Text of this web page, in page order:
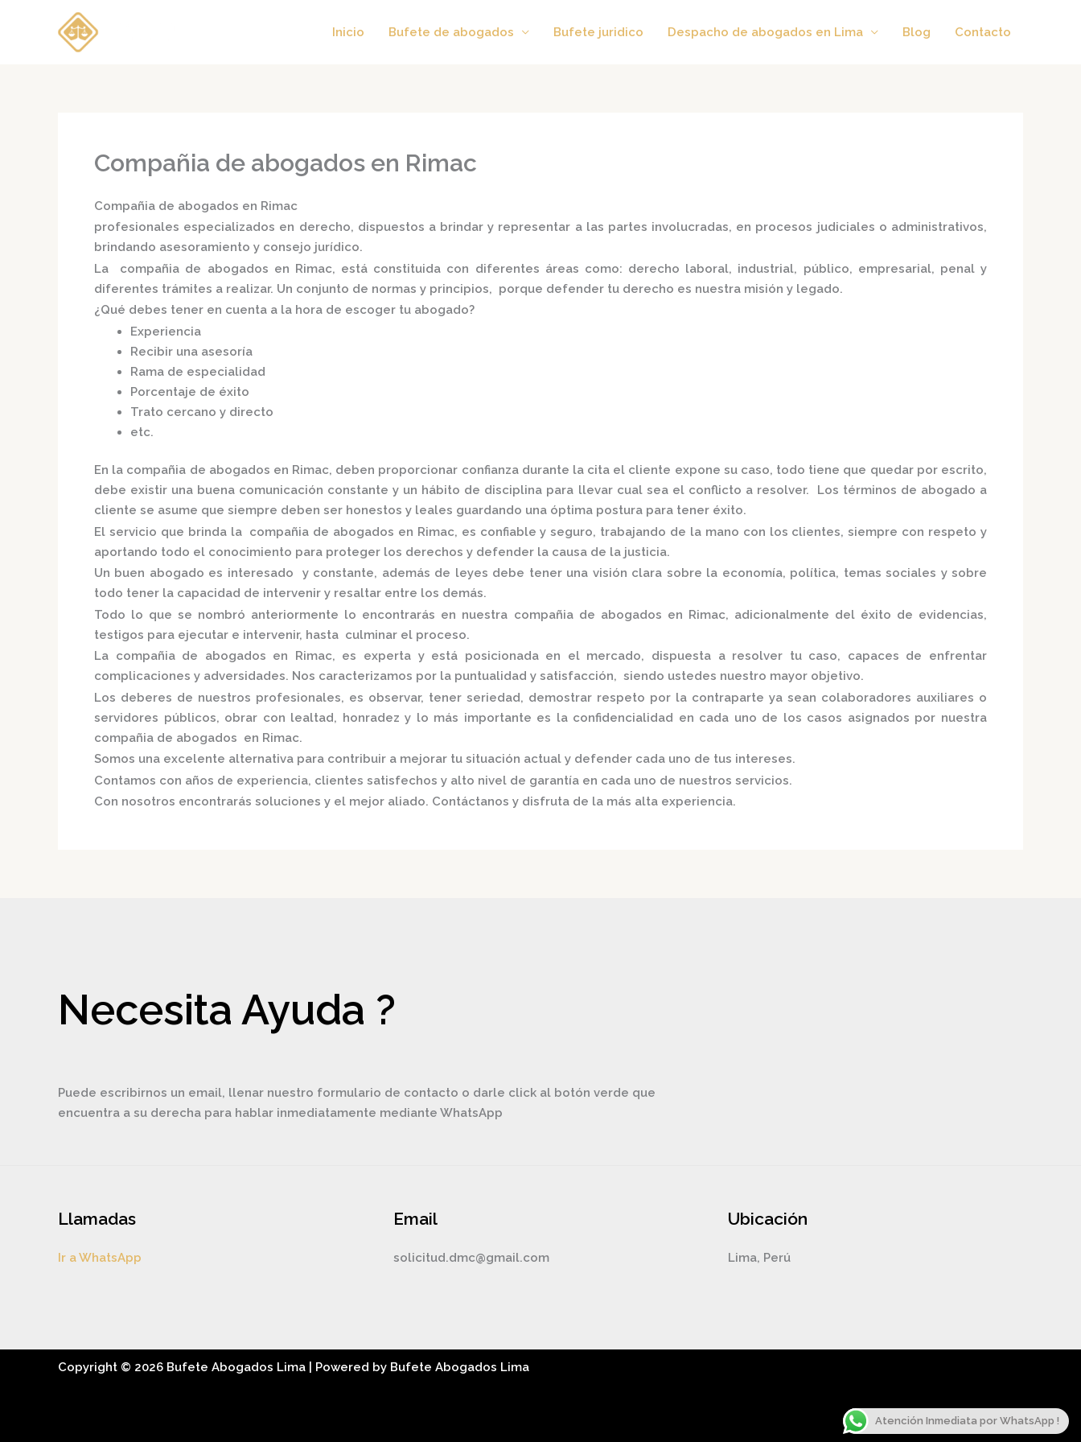
Inicio Bufete de abogados Bufete juridico Despacho de abogados en Lima Blog Contacto
Compañia de abogados en Rimac
Compañia de abogados en Rimac
profesionales especializados en derecho, dispuestos a brindar y representar a las partes involucradas, en procesos judiciales o administrativos,
brindando asesoramiento y consejo jurídico.
La compañia de abogados en Rimac, está constituida con diferentes áreas como: derecho laboral, industrial, público, empresarial, penal y
diferentes trámites a realizar. Un conjunto de normas y principios, porque defender tu derecho es nuestra misión y legado.
¿Qué debes tener en cuenta a la hora de escoger tu abogado?
Experiencia
Recibir una asesoría
Rama de especialidad
Porcentaje de éxito
Trato cercano y directo
etc.
En la compañia de abogados en Rimac, deben proporcionar confianza durante la cita el cliente expone su caso, todo tiene que quedar por escrito,
debe existir una buena comunicación constante y un hábito de disciplina para llevar cual sea el conflicto a resolver. Los términos de abogado a
cliente se asume que siempre deben ser honestos y leales guardando una óptima postura para tener éxito.
El servicio que brinda la compañia de abogados en Rimac, es confiable y seguro, trabajando de la mano con los clientes, siempre con respeto y
aportando todo el conocimiento para proteger los derechos y defender la causa de la justicia.
Un buen abogado es interesado y constante, además de leyes debe tener una visión clara sobre la economía, política, temas sociales y sobre
todo tener la capacidad de intervenir y resaltar entre los demás.
Todo lo que se nombró anteriormente lo encontrarás en nuestra compañia de abogados en Rimac, adicionalmente del éxito de evidencias,
testigos para ejecutar e intervenir, hasta culminar el proceso.
La compañia de abogados en Rimac, es experta y está posicionada en el mercado, dispuesta a resolver tu caso, capaces de enfrentar
complicaciones y adversidades. Nos caracterizamos por la puntualidad y satisfacción, siendo ustedes nuestro mayor objetivo.
Los deberes de nuestros profesionales, es observar, tener seriedad, demostrar respeto por la contraparte ya sean colaboradores auxiliares o
servidores públicos, obrar con lealtad, honradez y lo más importante es la confidencialidad en cada uno de los casos asignados por nuestra
compañia de abogados en Rimac.
Somos una excelente alternativa para contribuir a mejorar tu situación actual y defender cada uno de tus intereses.
Contamos con años de experiencia, clientes satisfechos y alto nivel de garantía en cada uno de nuestros servicios.
Con nosotros encontrarás soluciones y el mejor aliado. Contáctanos y disfruta de la más alta experiencia.
Necesita Ayuda ?
Puede escribirnos un email, llenar nuestro formulario de contacto o darle click al botón verde que
encuentra a su derecha para hablar inmediatamente mediante WhatsApp
Llamadas
Ir a WhatsApp
Email
solicitud.dmc@gmail.com
Ubicación
Lima, Perú
Copyright © 2026 Bufete Abogados Lima | Powered by Bufete Abogados Lima
Atención Inmediata por WhatsApp !